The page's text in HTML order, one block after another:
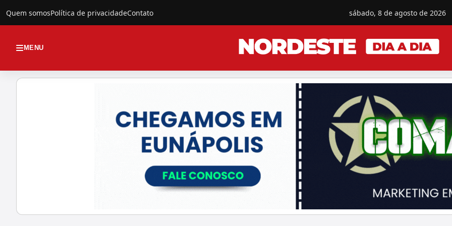
Quem somosPolítica de privacidadeContato sábado, 8 de agosto de 2026
MENU